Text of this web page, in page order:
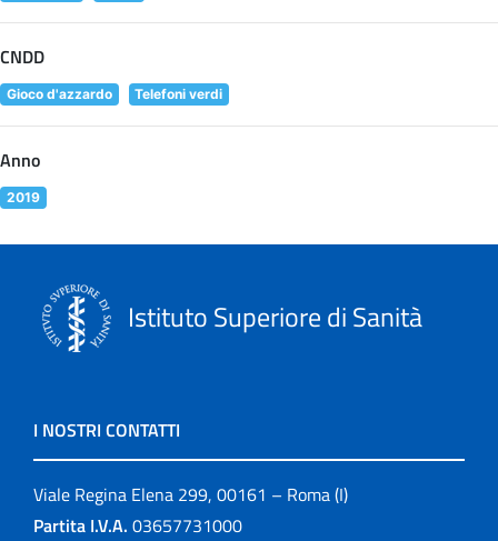
CNDD
Gioco d'azzardo Telefoni verdi
Anno
2019
Istituto Superiore di Sanità
I NOSTRI CONTATTI
Viale Regina Elena 299, 00161 – Roma (I)
Partita I.V.A. 03657731000